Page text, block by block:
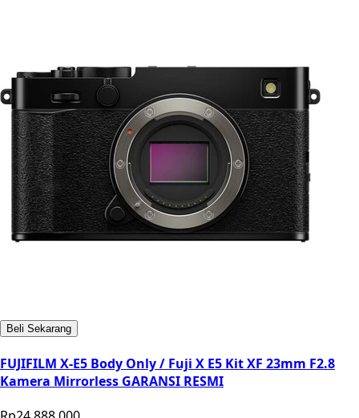
Beli Sekarang
FUJIFILM X-E5 Body Only / Fuji X E5 Kit XF 23mm F2.8
Kamera Mirrorless GARANSI RESMI